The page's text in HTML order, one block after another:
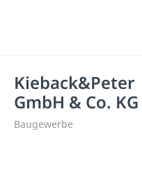
Kieback&Peter
GmbH & Co. KG
Baugewerbe